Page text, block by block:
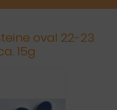
oval 22-23
15g